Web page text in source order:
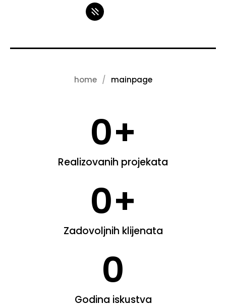
home mainpage
Realizovanih projekata
0+
Zadovoljnih klijenata
0+
Godina iskustva
0